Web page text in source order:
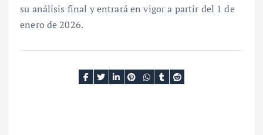
su análisis final y entrará en vigor a partir del 1 de
enero de 2026.